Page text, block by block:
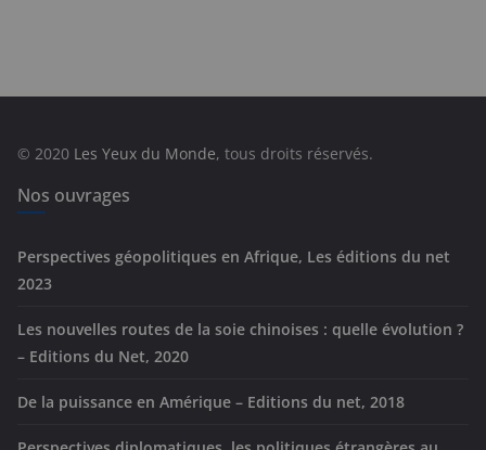
e
s
© 2020 Les Yeux du Monde, tous droits réservés.
Nos ouvrages
Perspectives géopolitiques en Afrique, Les éditions du net
2023
Les nouvelles routes de la soie chinoises : quelle évolution ?
– Editions du Net, 2020
De la puissance en Amérique – Editions du net, 2018